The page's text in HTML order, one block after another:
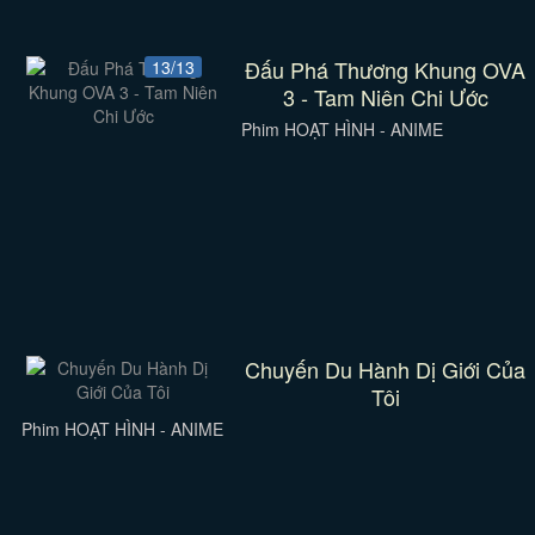
13/13
Đấu Phá Thương Khung OVA
3 - Tam Niên Chi Ước
Phim HOẠT HÌNH - ANIME
Chuyến Du Hành Dị Giới Của
Tôi
Phim HOẠT HÌNH - ANIME